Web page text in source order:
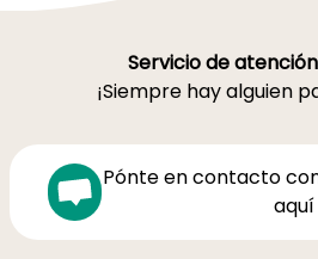
Servicio de
¡Siempre hay alguien
Pónte en contacto
aquí